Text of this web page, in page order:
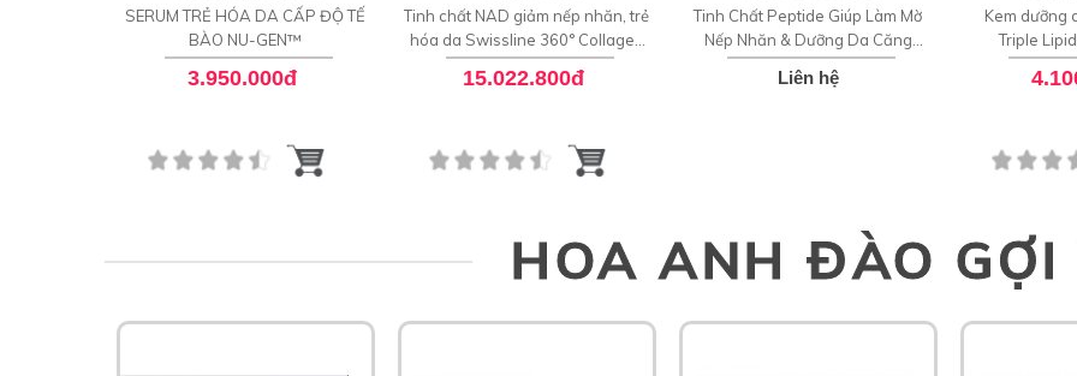
SERUM TRẺ HÓA DA CẤP ĐỘ TẾ
BÀO NU-GEN™
3.950.000đ
Tinh chất NAD giảm nếp nhăn, trẻ
hóa da Swissline 360° Collagen
Night Concentrate
15.022.800đ
Tinh Chất Peptide Giúp Làm Mờ
Nếp Nhăn & Dưỡng Da Căng
Bóng SkinCeuticals P-TIOX
Liên hệ
Kem dưỡng
Triple
HOA ANH ĐÀO GỢI